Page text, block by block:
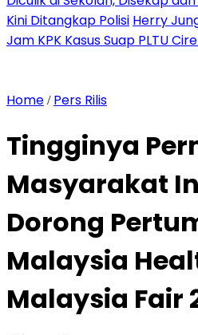
Kini Ditangkap Polisi Herry
Jam KPK Kasus Suap PLTU
Home / Pers Rilis
Tingginya
Masyarakat
Dorong
Malaysia
Malaysia Fair